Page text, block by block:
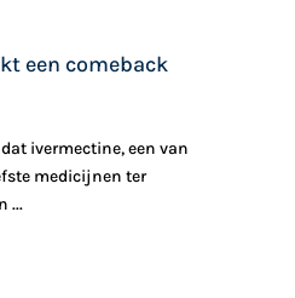
een comeback
ivermectine, een van
medicijnen ter
...